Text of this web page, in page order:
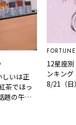
正
ほっ
午後
FORTUNE
12星座別｜
ンキング！8/
8/21（日）